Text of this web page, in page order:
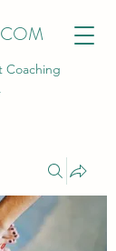
Coaching